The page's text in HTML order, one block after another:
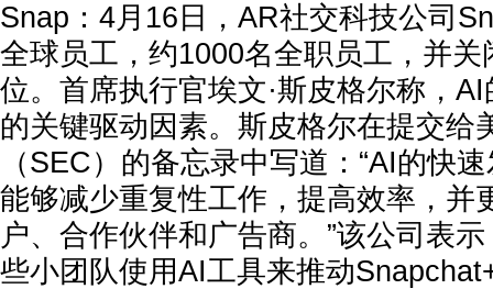
Snap： 4月16日，AR社交科技公司
全球员工，约1000名全职员工，并关
位。首席执行官埃文·斯皮格尔称，
的关键驱动因素。斯皮格尔在提交给
（SEC）的备忘录中写道：“AI的快
能够减少重复性工作，提高效率，并
户、合作伙伴和广告商。”该公司表
些小团队使用AI工具来推动